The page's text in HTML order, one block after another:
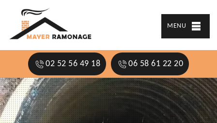
MENU
02 52 56 49 18 06 58 61 22 20